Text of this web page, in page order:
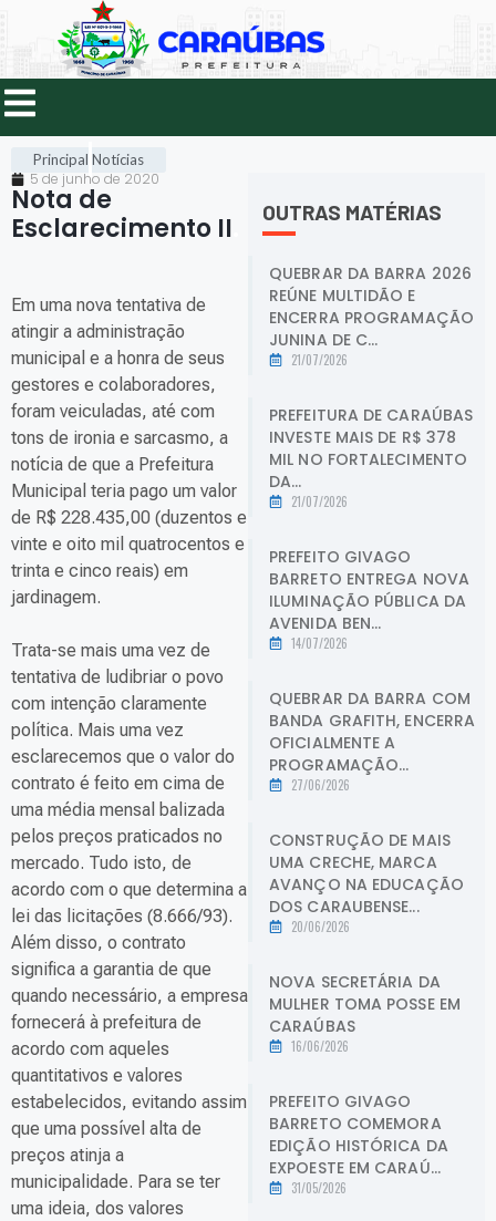
Principal Notícias
5 de junho de 2020
Nota de
Esclarecimento II
Em uma nova tentativa de
atingir a administração
municipal e a honra de seus
gestores e colaboradores,
foram veiculadas, até com
tons de ironia e sarcasmo, a
notícia de que a Prefeitura
Municipal teria pago um valor
de R$ 228.435,00 (duzentos e
vinte e oito mil quatrocentos e
trinta e cinco reais) em
jardinagem.
Trata-se mais uma vez de
tentativa de ludibriar o povo
com intenção claramente
política. Mais uma vez
esclarecemos que o valor do
contrato é feito em cima de
uma média mensal balizada
pelos preços praticados no
mercado. Tudo isto, de
acordo com o que determina a
lei das licitações (8.666/93).
Além disso, o contrato
significa a garantia de que
quando necessário, a empresa
fornecerá à prefeitura de
acordo com aqueles
quantitativos e valores
estabelecidos, evitando assim
que uma possível alta de
preços atinja a
municipalidade. Para se ter
uma ideia, dos valores
OUTRAS MATÉRIAS
QUEBRAR DA BARRA 2026
REÚNE MULTIDÃO E
ENCERRA PROGRAMAÇÃO
JUNINA DE C...
21/07/2026
PREFEITURA DE CARAÚBAS
INVESTE MAIS DE R$ 378
MIL NO FORTALECIMENTO
DA...
21/07/2026
PREFEITO GIVAGO
BARRETO ENTREGA NOVA
ILUMINAÇÃO PÚBLICA DA
AVENIDA BEN...
14/07/2026
QUEBRAR DA BARRA COM
BANDA GRAFITH, ENCERRA
OFICIALMENTE A
PROGRAMAÇÃO...
27/06/2026
CONSTRUÇÃO DE MAIS
UMA CRECHE, MARCA
AVANÇO NA EDUCAÇÃO
DOS CARAUBENSE...
20/06/2026
NOVA SECRETÁRIA DA
MULHER TOMA POSSE EM
CARAÚBAS
16/06/2026
PREFEITO GIVAGO
BARRETO COMEMORA
EDIÇÃO HISTÓRICA DA
EXPOESTE EM CARAÚ...
31/05/2026